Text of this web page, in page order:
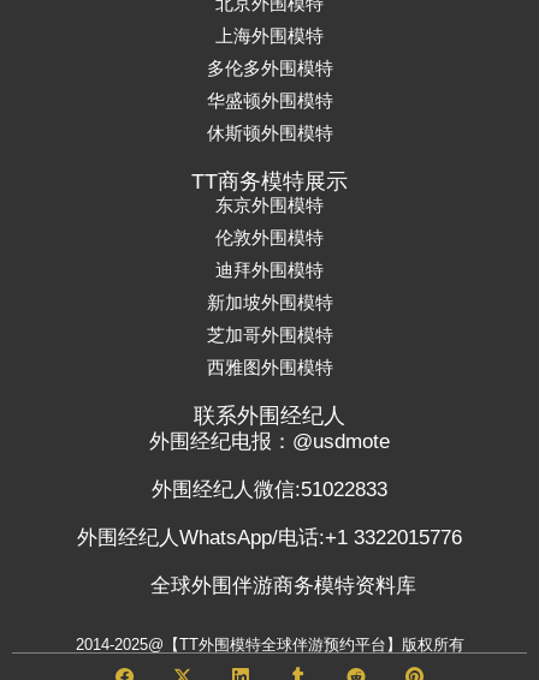
上海外围模特
多伦多外围模特
华盛顿外围模特
休斯顿外围模特
TT商务模特展示
东京外围模特
伦敦外围模特
迪拜外围模特
新加坡外围模特
芝加哥外围模特
西雅图外围模特
联系外围经纪人
外围经纪电报：@usdmote
外围经纪人微信:51022833
外围经纪人WhatsApp/电话:+1 3322015776
全球外围伴游商务模特资料库
2014-2025@【TT外围模特全球伴游预约平台】版权所有